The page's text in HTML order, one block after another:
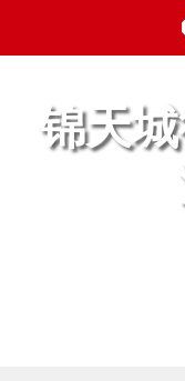
锦天